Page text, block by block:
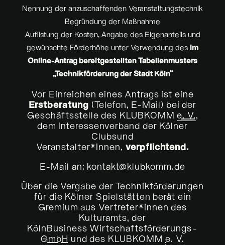
Nennung der anzuschaffenden Veranstaltungstechnik
Begründung der Maßnahme
Auflistung der Kosten, Angabe des Eigenanteils und
gewünschte Förderhöhe unter Verwendung des im
Online-Antrag bereitgestellten Tabellenmusters
„Technikförderung der Stadt Köln“
Vor Einreichen eines Antrags ist eine
Erstberatung (Telefon, E-Mail ) bei der
Geschäftsstelle des KLUBKOMM e. V.,
dem Interessenverband der Kölner
Clubsund
Veranstalter*innen, verpflichtend.
E-Mail an: kontakt@klubkomm.de
Über die Vergabe der Technikförderungen
für die Kölner Spielstätten berät ein
Gremium aus Vertreter*innen des
Kulturamts, der
Köln Business Wirtschaftsförderungs-
GmbH und des KLUBKOMMe. V.